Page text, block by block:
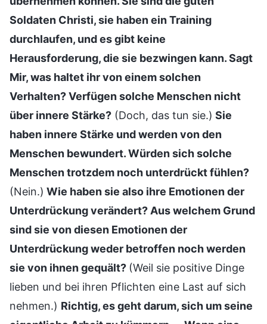
Soldaten Christi, sie haben ein Training
durchlaufen, und es gibt keine
Herausforderung, die sie bezwingen kann. Sagt
Mir, was haltet ihr von einem solchen
Verhalten? Verfügen solche Menschen nicht
über innere Stärke? (Doch, das tun sie.) Sie
haben innere Stärke und werden von den
Menschen bewundert. Würden sich solche
Menschen trotzdem noch unterdrückt fühlen?
(Nein.) Wie haben sie also ihre Emotionen der
Unterdrückung verändert? Aus welchem Grund
sind sie von diesen Emotionen der
Unterdrückung weder betroffen noch werden
sie von ihnen gequält? (Weil sie positive Dinge
lieben und bei ihren Pflichten eine Last auf sich
nehmen.) Richtig, es geht darum, sich um seine